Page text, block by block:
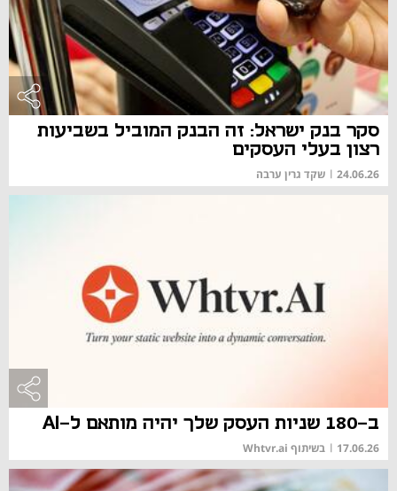
סקר בנק ישראל: זה הבנק המוביל בשביעות
רצון בעלי העסקים
24.06.26
| שקד גרין ערבה
ב-180 שניות העסק שלך יהיה מותאם ל-AI
17.06.26
| בשיתוף Whtvr.ai